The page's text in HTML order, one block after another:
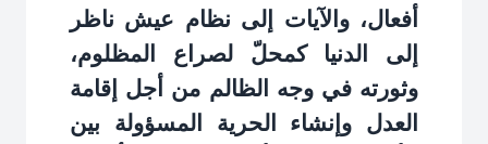
أفعال، والآيات إلى نظام عيش ناظر
إلى الدنيا كمحلّ لصراع المظلوم،
وثورته في وجه الظالم من أجل إقامة
العدل وإنشاء الحرية المسؤولة بين